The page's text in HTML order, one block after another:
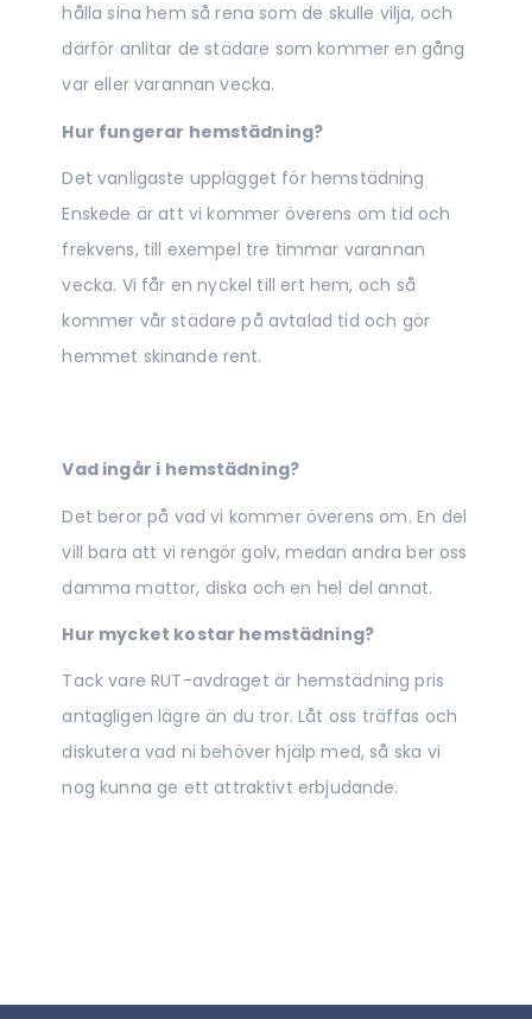
hålla sina hem så rena som de skulle vilja, och
därför anlitar de städare som kommer en gång
var eller varannan vecka.
Hur fungerar hemstädning?
Det vanligaste upplägget för hemstädning
Enskede är att vi kommer överens om tid och
frekvens, till exempel tre timmar varannan
vecka. Vi får en nyckel till ert hem, och så
kommer vår städare på avtalad tid och gör
hemmet skinande rent.
Vad ingår i hemstädning?
Det beror på vad vi kommer överens om. En del
vill bara att vi rengör golv, medan andra ber oss
damma mattor, diska och en hel del annat.
Hur mycket kostar hemstädning?
Tack vare RUT-avdraget är hemstädning pris
antagligen lägre än du tror. Låt oss träffas och
diskutera vad ni behöver hjälp med, så ska vi
nog kunna ge ett attraktivt erbjudande.